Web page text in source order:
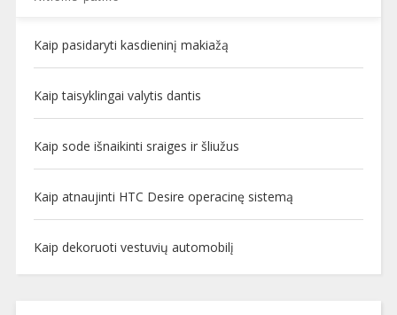
Kaip pasidaryti kasdieninį makiažą
Kaip taisyklingai valytis dantis
Kaip sode išnaikinti sraiges ir šliužus
Kaip atnaujinti HTC Desire operacinę sistemą
Kaip dekoruoti vestuvių automobilį